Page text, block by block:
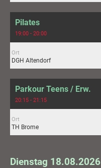
Pilates
19:00 - 20:00
Ort
DGH Altendorf
Parkour Teens / Erw.
20:15 - 21:15
Ort
TH Brome
Dienstag 18.08.2026